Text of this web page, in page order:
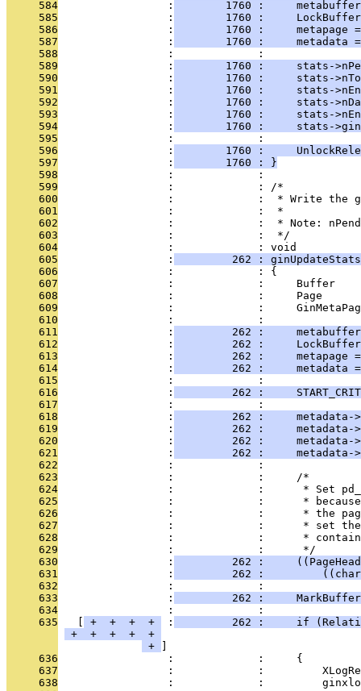
     584
                 :
1760 :
     585
                 :
1760 :
     586
                 :
1760 :     metapage
     587
                 :
1760 :     metadata
     588
                 :             :
     589
                 :
1760 :     stats-
     590
                 :
1760 :     stats-
     591
                 :
1760 :     stats-
     592
                 :
1760 :     stats-
     593
                 :
1760 :     stats-
     594
                 :
1760 :     stats-
     595
                 :             :
     596
                 :
1760 :
     597
                 :
        1760 : }
     598
                 :             :
     599
                 :             : /*
     600
:             :  * Write the
     601
                 :             :  *
     602
:             :  * Note:
     603
                 :             :  */
     604
                 :             : void
     605
                 :
262 :
     606
                 :             : {
     607
:             :     Buffer
     608
:             :     Page
     609
:             :
     610
                 :             :
     611
                 :
262 :
     612
                 :
262 :
     613
                 :
262 :     metapage
     614
                 :
262 :     metadata
     615
                 :             :
     616
                 :
262 :
     617
                 :             :
     618
                 :
262 :     metadata-
     619
                 :
262 :     metadata-
     620
                 :
262 :     metadata-
     621
                 :
262 :     metadata-
     622
                 :             :
     623
                 :             :     /*
     624
:             :      * Set
     625
:             :      *
     626
:             :      * the
     627
:             :      * set
     628
:             :      *
     629
                 :             :      */
     630
                 :
262 :
     631
                 :
262 :
     632
                 :             :
     633
                 :
262 :
     634
                 :             :
     635
+ + + + :
262 :     if
+
+ + +
+
+
     636
                 :             :     {
     637
:             :
     638
:             :